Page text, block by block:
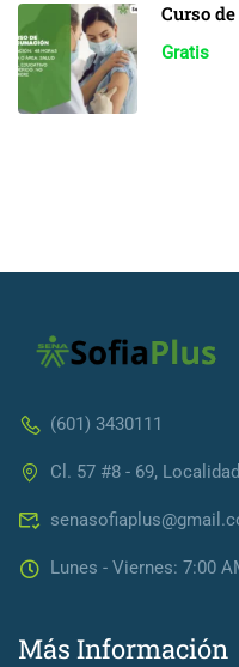
Curso
Gratis
(601) 3430111
Cl. 57 #8 - 69,
Lunes - Viernes: 7:00
Más Información